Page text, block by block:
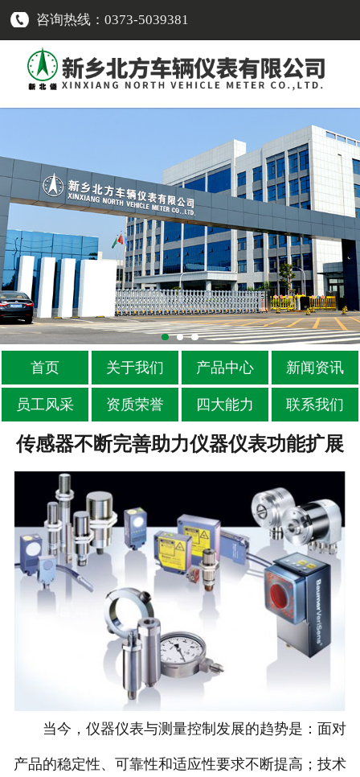
咨询热线：0373-5039381
首页 关于我们 产品中心 新闻资讯
员工风采 资质荣誉 四大能力 联系我们
传感器不断完善助力仪器仪表功能扩展
当今，仪器仪表与测量控制发展的趋势是：面对
产品的稳定性、可靠性和适应性要求不断提高；技术